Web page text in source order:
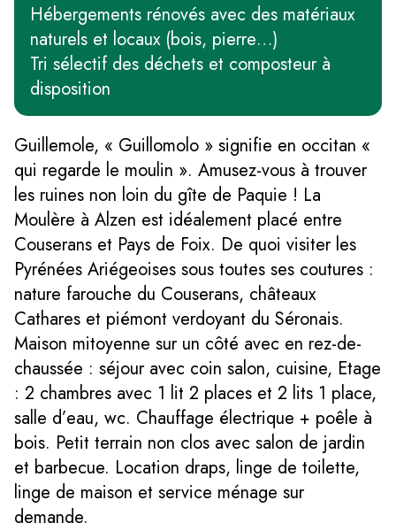
Hébergements rénovés avec des matériaux
naturels et locaux (bois, pierre…)
Tri sélectif des déchets et composteur à
disposition
Guillemole, « Guillomolo » signifie en occitan «
qui regarde le moulin ». Amusez-vous à trouver
les ruines non loin du gîte de Paquie ! La
Moulère à Alzen est idéalement placé entre
Couserans et Pays de Foix. De quoi visiter les
Pyrénées Ariégeoises sous toutes ses coutures :
nature farouche du Couserans, châteaux
Cathares et piémont verdoyant du Séronais.
Maison mitoyenne sur un côté avec en rez-de-
chaussée : séjour avec coin salon, cuisine, Etage
: 2 chambres avec 1 lit 2 places et 2 lits 1 place,
salle d’eau, wc. Chauffage électrique + poêle à
bois. Petit terrain non clos avec salon de jardin
et barbecue. Location draps, linge de toilette,
linge de maison et service ménage sur
demande.